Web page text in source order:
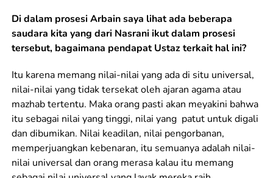
Di dalam prosesi Arbain saya lihat ada beberapa
saudara kita yang dari Nasrani ikut dalam prosesi
tersebut, bagaimana pendapat Ustaz terkait hal ini?
Itu karena memang nilai-nilai yang ada di situ universal,
nilai-nilai yang tidak tersekat oleh ajaran agama atau
mazhab tertentu. Maka orang pasti akan meyakini bahwa
itu sebagai nilai yang tinggi, nilai yang patut untuk digali
dan dibumikan. Nilai keadilan, nilai pengorbanan,
memperjuangkan kebenaran, itu semuanya adalah nilai-
nilai universal dan orang merasa kalau itu memang